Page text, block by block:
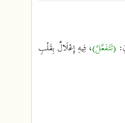
(تَتَفَعَّلُ)، فِيهِ إِعْلَالٌ بِقَلْبِ